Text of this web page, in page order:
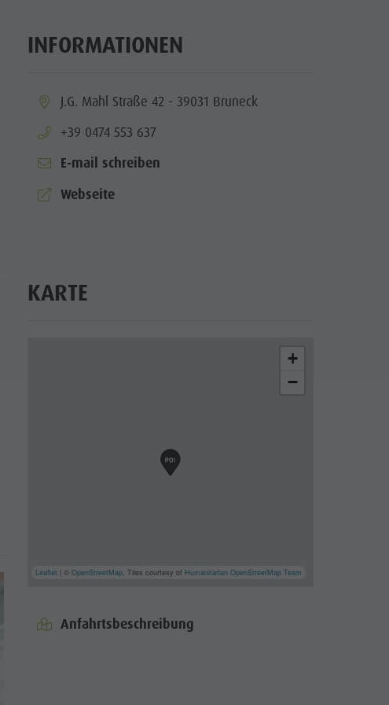
INFORMATIONEN
aria.location:
J.G. Mahl Straße 42 - 39031 Bruneck
aria.phone:
+39 0474 553 637
E-mail schreiben
aria.website:
Webseite
KARTE
+
−
Leaflet | ©OpenStreetMap, Tiles courtesy of Humanitarian OpenStreetMap Team
Anfahrtsbeschreibung